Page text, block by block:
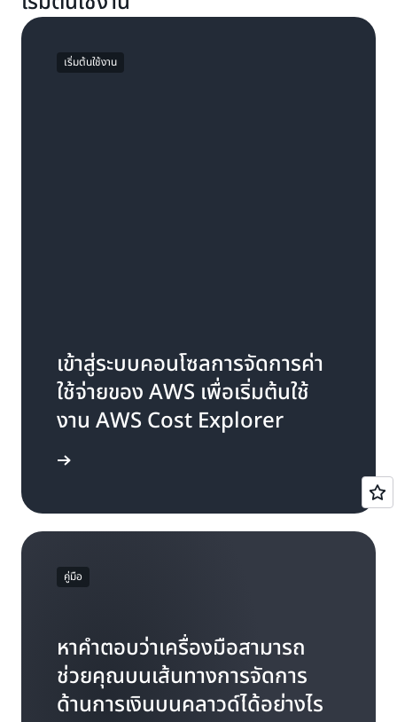
เริ่มต้นใช้งาน
เข้าสู่ระบบคอนโซลการจัดการค่า
ใช้จ่ายของ AWS เพื่อเริ่มต้นใช้
งาน AWS Cost Explorer
คู่มือ
หาคำตอบว่าเครื่องมือสามารถ
ช่วยคุณบนเส้นทางการจัดการ
ด้านการเงินบนคลาวด์ได้อย่างไร